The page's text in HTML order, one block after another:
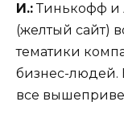
И.:Тинькофф и
(желтый сайт)
тематики
бизнес-людей.
все